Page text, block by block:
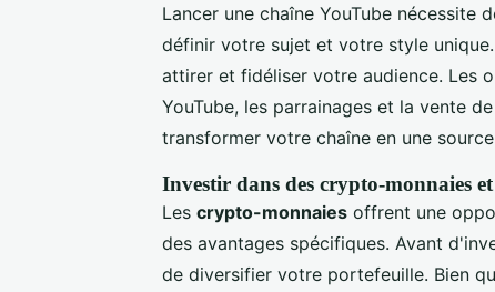
Lancer une chaîne YouTube nécessite
définir votre sujet et votre style
attirer et fidéliser votre audience. Les
YouTube, les parrainages et la vente
transformer votre chaîne en une
Investir dans des crypto-monnaies
Les crypto-monnaies offrent une
des avantages spécifiques. Avant
de diversifier votre portefeuille. Bien